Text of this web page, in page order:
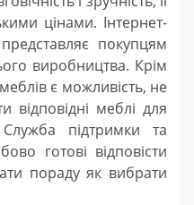
цінами. Інтернет-
покупцям
виробництва. Крім
є можливість, не
відповідні меблі для
підтримки та
готові відповісти
пораду як вибрати